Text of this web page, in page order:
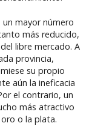
mayor número
más reducido,
libre mercado. A
provincia,
su propio
aún la ineficacia
el contrario, un
más atractivo
o la plata.